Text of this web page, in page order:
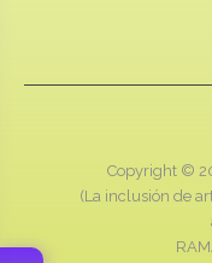
Copyright ©
(La inclusión de